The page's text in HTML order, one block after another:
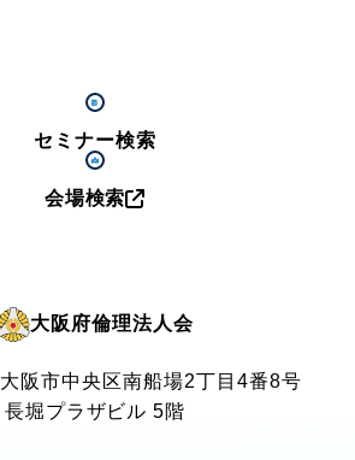
セミナー検索
会場検索
大阪府倫理法人会
大阪市中央区南船場2丁目4番8号
長堀プラザビル 5階